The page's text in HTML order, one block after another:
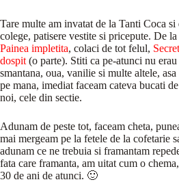
Tare multe am invatat de la Tanti Coca si
colege, patisere vestite si pricepute. De
Painea impletita, colaci de tot felul,
dospit (o parte). Stiti ca pe-atunci nu erau
smantana, oua, vanilie si multe altele,
pe mana, imediat faceam cateva bucati
noi, cele din sectie.
Adunam de peste tot, faceam cheta,
mai mergeam pe la fetele de la cofetarie
adunam ce ne trebuia si framantam
fata care framanta, am uitat cum o
30 de ani de atunci. 🙂